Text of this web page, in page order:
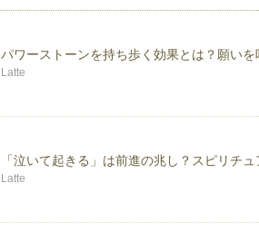
パワーストーンを持ち歩く効果とは？願い
Latte
「泣いて起きる」は前進の兆し？スピリチ
Latte